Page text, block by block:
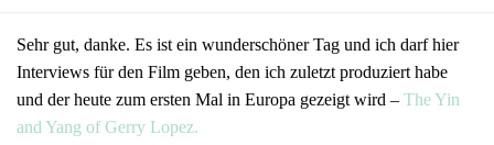
Sehr gut, danke. Es ist ein wunderschöner Tag und ich darf hier
Interviews für den Film geben, den ich zuletzt produziert habe
und der heute zum ersten Mal in Europa gezeigt wird – The Yin
and Yang of Gerry Lopez.